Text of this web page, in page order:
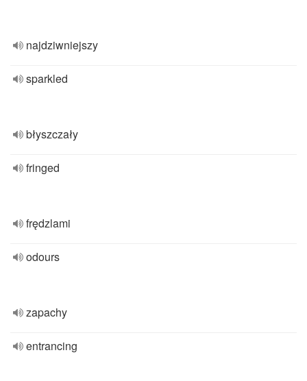
najdziwniejszy
sparkled
błyszczały
fringed
frędzlami
odours
zapachy
entrancing